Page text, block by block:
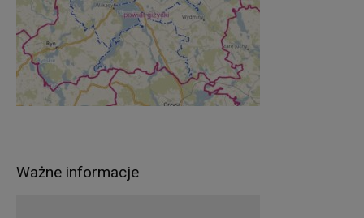
Ważne informacje